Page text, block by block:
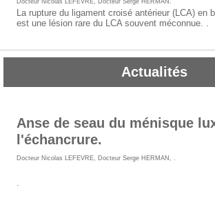
La rupture du ligament croisé antérieur (LCA) en
est une lésion rare du LCA souvent méconnue. .
Actualités
Anse de seau du ménisque
l'échancrure.
Docteur Nicolas LEFEVRE Docteur Serge HERMAN